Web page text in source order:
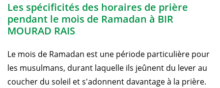
Les spécificités des horaires de prière
pendant le mois de Ramadan à BIR
MOURAD RAIS
Le mois de Ramadan est une période particulière pour
les musulmans, durant laquelle ils jeûnent du lever au
coucher du soleil et s'adonnent davantage à la prière.